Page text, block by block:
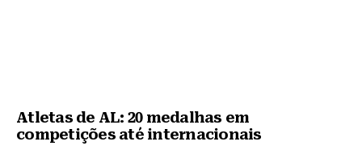
Atletas de AL: 20 medalhas em
competições até internacionais